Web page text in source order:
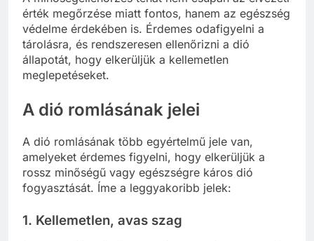
érték megőrzése miatt fontos, hanem az egészség
védelme érdekében is. Érdemes odafigyelni a
tárolásra, és rendszeresen ellenőrizni a dió
állapotát, hogy elkerüljük a kellemetlen
meglepetéseket.
A dió romlásának jelei
A dió romlásának több egyértelmű jele van,
amelyeket érdemes figyelni, hogy elkerüljük a
rossz minőségű vagy egészségre káros dió
fogyasztását. Íme a leggyakoribb jelek:
1. Kellemetlen, avas szag